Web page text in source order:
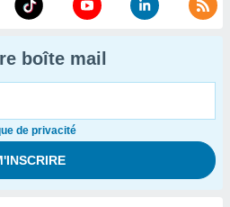
boîte mail
de privacité